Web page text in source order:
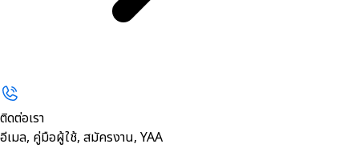
ติดต่อเรา
อีเมล, คู่มือผู้ใช้, สมัครงาน, YAA